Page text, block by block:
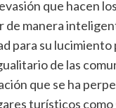
que hacen
manera
para su lucimiento
de las
que se ha
turísticos